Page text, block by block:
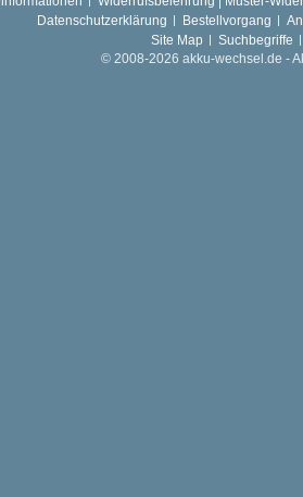
Datenschutzerklärung
Bestellvorgang
Site Map
Suchbegriffe
© 2008-2026 akku-wechsel.de -